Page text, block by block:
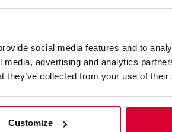
social media features and to
advertising and analytics
they’ve collected from your use of
Customize
Wat
voor
‘Wat het vooral leuk
ik heb. Wanneer
klant te hebben.